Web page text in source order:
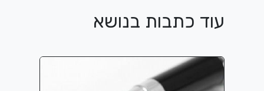
עוד כתבות בנושא